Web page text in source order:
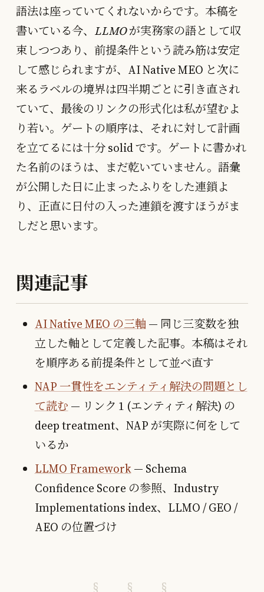
語法は座っていてくれないからです。本稿を
書いている今、 LLMOが実務家の語として収
束しつつあり、前提条件という読み筋は安定
して感じられますが、AI Native MEO と次に
来るラベルの境界は四半期ごとに引き直され
ていて、最後のリンクの形式化は私が望むよ
り若い。ゲートの順序は、それに対して計画
を立てるには十分 solid です。ゲートに書かれ
た名前のほうは、まだ乾いていません。語彙
が公開した日に止まったふりをした連鎖よ
り、正直に日付の入った連鎖を渡すほうがま
しだと思います。
関連記事
AI Native MEO の三軸 — 同じ三変数を独
立した軸として定義した記事。本稿はそれ
を順序ある前提条件として並べ直す
NAP 一貫性をエンティティ解決の問題とし
て読む — リンク 1 (エンティティ解決) の
deep treatment、NAP が実際に何をして
いるか
LLMO Framework— Schema
Confidence Score の参照、Industry
Implementations index、LLMO / GEO /
AEO の位置づけ
§ § §